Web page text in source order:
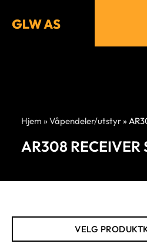
Hjem »Våpendeler/utstyr»
AR308 RECEIVER
VELG